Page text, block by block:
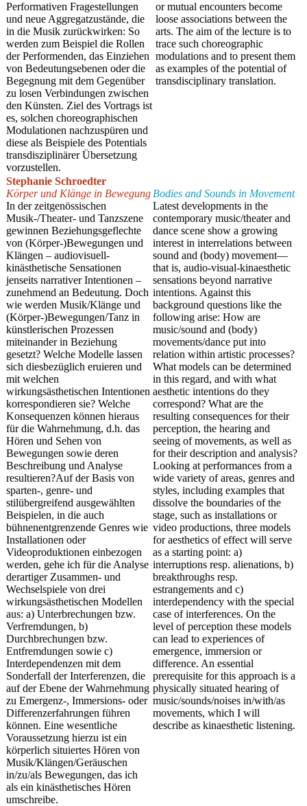
Performativen Fragestellungen
und neue Aggregatzustände, die
in die Musik zurückwirken: So
werden zum Beispiel die Rollen
der Performenden, das Einziehen
von Bedeutungsebenen oder die
Begegnung mit dem Gegenüber
zu losen Verbindungen zwischen
den Künsten. Ziel des Vortrags ist
es, solchen choreographischen
Modulationen nachzuspüren und
diese als Beispiele des Potentials
transdisziplinärer Übersetzung
vorzustellen.
or mutual encounters become
loose associations between the
arts. The aim of the lecture is to
trace such choreographic
modulations and to present them
as examples of the potential of
transdisciplinary translation.
Stephanie Schroedter
Körper und Klänge in Bewegung
In der zeitgenössischen
Musik-/Theater- und Tanzszene
gewinnen Beziehungsgeflechte
von (Körper-)Bewegungen und
Klängen – audiovisuell-
kinästhetische Sensationen
jenseits narrativer Intentionen –
zunehmend an Bedeutung. Doch
wie werden Musik/Klänge und
(Körper-)Bewegungen/Tanz in
künstlerischen Prozessen
miteinander in Beziehung
gesetzt? Welche Modelle lassen
sich diesbezüglich eruieren und
mit welchen
wirkungsästhetischen Intentionen
korrespondieren sie? Welche
Konsequenzen können hieraus
für die Wahrnehmung, d.h. das
Hören und Sehen von
Bewegungen sowie deren
Beschreibung und Analyse
resultieren?Auf der Basis von
sparten-, genre- und
stilübergreifend ausgewählten
Beispielen, in die auch
bühnenentgrenzende Genres wie
Installationen oder
Videoproduktionen einbezogen
werden, gehe ich für die Analyse
derartiger Zusammen- und
Wechselspiele von drei
wirkungsästhetischen Modellen
aus: a) Unterbrechungen bzw.
Verfremdungen, b)
Durchbrechungen bzw.
Entfremdungen sowie c)
Interdependenzen mit dem
Sonderfall der Interferenzen, die
auf der Ebene der Wahrnehmung
zu Emergenz-, Immersions- oder
Differenzerfahrungen führen
können. Eine wesentliche
Voraussetzung hierzu ist ein
körperlich situiertes Hören von
Musik/Klängen/Geräuschen
in/zu/als Bewegungen, das ich
als ein kinästhetisches Hören
umschreibe.
Bodies and Sounds in Movement
Latest developments in the
contemporary music/theater and
dance scene show a growing
interest in interrelations between
sound and (body) movement—
that is, audio-visual-kinaesthetic
sensations beyond narrative
intentions. Against this
background questions like the
following arise: How are
music/sound and (body)
movements/dance put into
relation within artistic processes?
What models can be determined
in this regard, and with what
aesthetic intentions do they
correspond? What are the
resulting consequences for their
perception, the hearing and
seeing of movements, as well as
for their description and analysis?
Looking at performances from a
wide variety of areas, genres and
styles, including examples that
dissolve the boundaries of the
stage, such as installations or
video productions, three models
for aesthetics of effect will serve
as a starting point: a)
interruptions resp. alienations, b)
breakthroughs resp.
estrangements and c)
interdependency with the special
case of interferences. On the
level of perception these models
can lead to experiences of
emergence, immersion or
difference. An essential
prerequisite for this approach is a
physically situated hearing of
music/sounds/noises in/with/as
movements, which I will
describe as kinaesthetic listening.